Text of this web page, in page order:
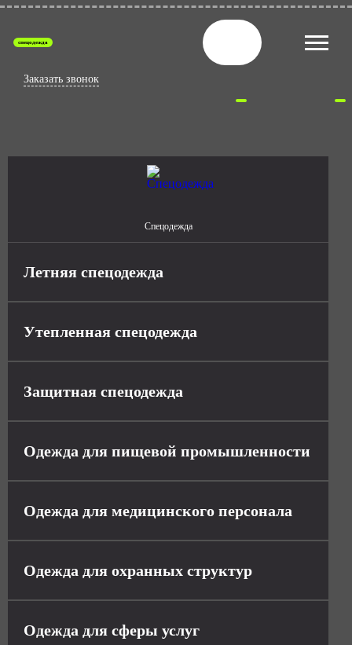
спецодежда
Заказать звонок
Спецодежда
Летняя спецодежда
Утепленная спецодежда
Защитная спецодежда
Одежда для пищевой промышленности
Одежда для медицинского персонала
Одежда для охранных структур
Одежда для сферы услуг